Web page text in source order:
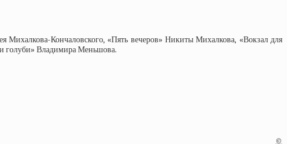
Кончаловского, «Пять вечеров» Никиты Михалкова, «Вокзал для
голуби» Владимира Меньшова.
©